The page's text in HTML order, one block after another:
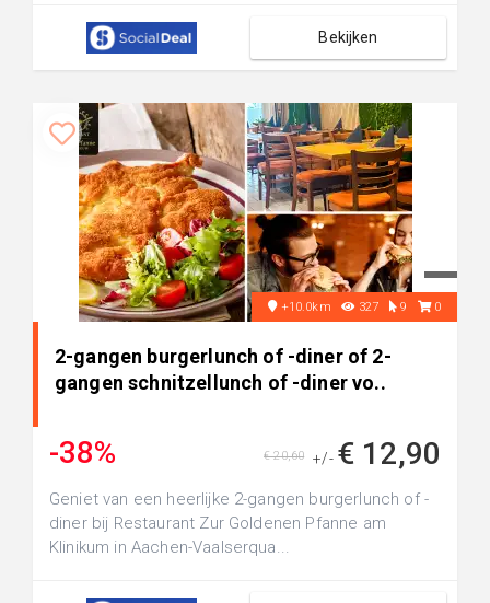
Bekijken
+10.0km 327 9 0
2-gangen burgerlunch of -diner of 2-
gangen schnitzellunch of -diner vo..
-38% +/- € 12,90
€ 20,60
Geniet van een heerlijke 2-gangen burgerlunch of -
diner bij Restaurant Zur Goldenen Pfanne am
Klinikum in Aachen-Vaalserqua...